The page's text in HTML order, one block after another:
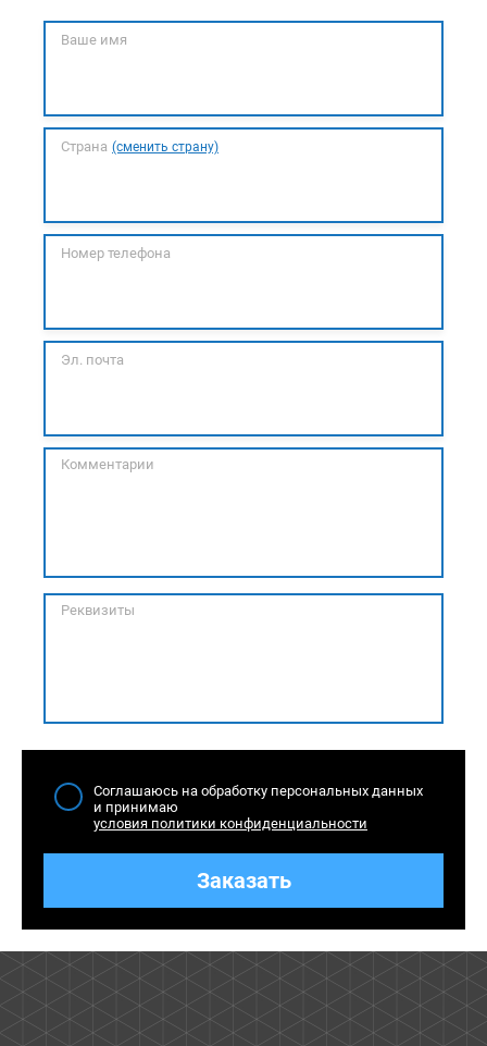
Ваше имя
Страна (сменить страну)
Номер телефона
Эл. почта
Соглашаюсь на обработку персональных данных
и принимаю
условия политики конфиденциальности
Заказать